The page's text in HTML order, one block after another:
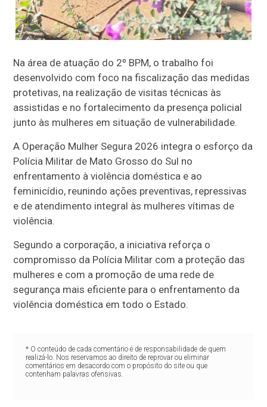
Na área de atuação do 2º BPM, o trabalho foi
desenvolvido com foco na fiscalização das medidas
protetivas, na realização de visitas técnicas às
assistidas e no fortalecimento da presença policial
junto às mulheres em situação de vulnerabilidade.
A Operação Mulher Segura 2026 integra o esforço da
Polícia Militar de Mato Grosso do Sul no
enfrentamento à violência doméstica e ao
feminicídio, reunindo ações preventivas, repressivas
e de atendimento integral às mulheres vítimas de
violência.
Segundo a corporação, a iniciativa reforça o
compromisso da Polícia Militar com a proteção das
mulheres e com a promoção de uma rede de
segurança mais eficiente para o enfrentamento da
violência doméstica em todo o Estado.
* O conteúdo de cada comentário é de responsabilidade de quem
realizá-lo. Nos reservamos ao direito de reprovar ou eliminar
comentários em desacordo com o propósito do site ou que
contenham palavras ofensivas.